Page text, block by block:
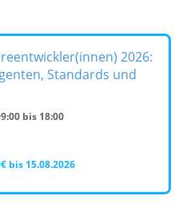
2026:
Standards und
bis 18:00
bis 15.08.2026